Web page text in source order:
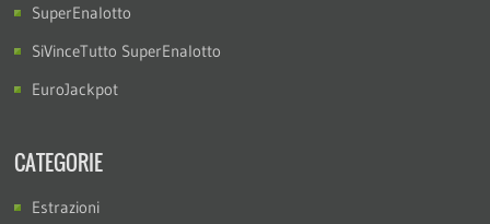
SuperEnalotto
SiVinceTutto SuperEnalotto
EuroJackpot
CATEGORIE
Estrazioni